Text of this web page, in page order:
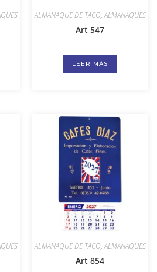
ALMANAQUE DE TACO,ALMANAQUES
Art 547
LEER MÁS
ALMANAQUE DE TACO,ALMANAQUES
Art 854